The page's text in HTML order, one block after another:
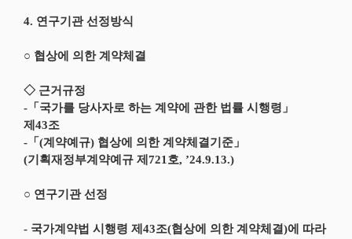
4. 연구기관 선정방식
○ 협상에 의한 계약체결
◇ 근거규정
-「국가를 당사자로 하는 계약에 관한 법률 시행령」
제43조
-「(계약예규) 협상에 의한 계약체결기준」
(기획재정부계약예규 제721호, ’24.9.13.)
○ 연구기관 선정
- 국가계약법 시행령 제43조(협상에 의한 계약체결)에 따라